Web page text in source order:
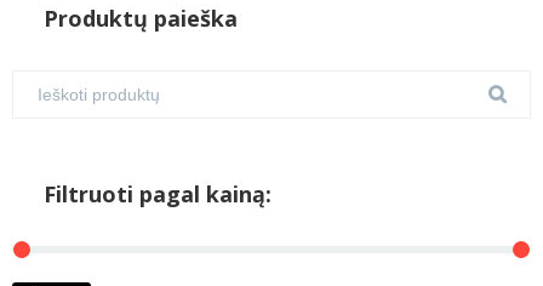
Produktų paieška
Filtruoti pagal kainą: